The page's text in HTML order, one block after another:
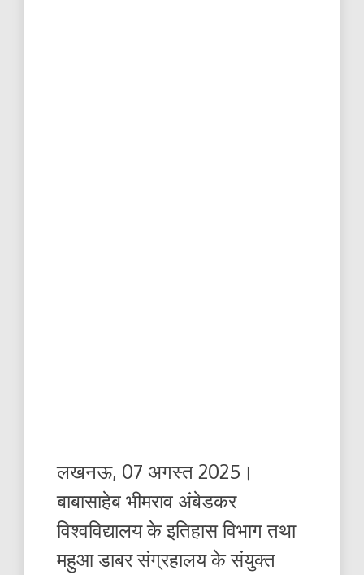
लखनऊ, 07 अगस्त 2025।
बाबासाहेब भीमराव अंबेडकर
विश्वविद्यालय के इतिहास विभाग तथा
महुआ डाबर संग्रहालय के संयुक्त